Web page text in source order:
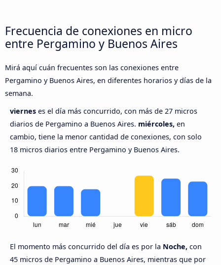
Frecuencia de conexiones en micro
entre Pergamino y Buenos Aires
Mirá aquí cuán frecuentes son las conexiones entre
Pergamino y Buenos Aires, en diferentes horarios y días de la
semana.
viernes es el día más concurrido, con más de 27 micros
diarios de Pergamino a Buenos Aires. miércoles, en
cambio, tiene la menor cantidad de conexiones, con solo
18 micros diarios entre Pergamino y Buenos Aires.
El momento más concurrido del día es por la Noche, con
45 micros de Pergamino a Buenos Aires, mientras que por